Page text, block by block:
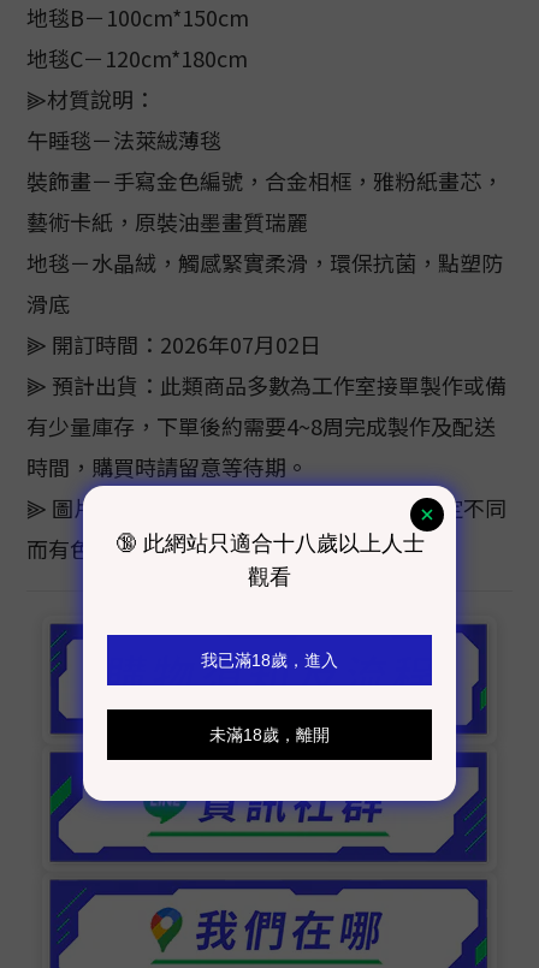
地毯B－100cm*150cm
地毯C－120cm*180cm
⫸材質說明：
午睡毯－法萊絨薄毯
裝飾畫－手寫金色編號，合金相框，雅粉紙畫芯，
藝術卡紙，原裝油墨畫質瑞麗
地毯－水晶絨，觸感緊實柔滑，環保抗菌，點塑防
滑底
⫸ 開訂時間：2026年07月02日
⫸ 預計出貨：此類商品多數為工作室接單製作或備
有少量庫存，下單後約需要4~8周完成製作及配送
時間，購買時請留意等待期。
⫸ 圖片顏色僅供參考，色樣會因電腦螢幕設定不同
而有色差，顏色以實際商品為主